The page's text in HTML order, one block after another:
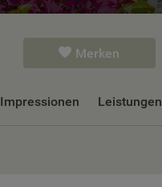
Merken
Impressionen Leistungen